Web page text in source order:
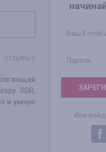
Или
ОТЗЫВЫ 0
SDR,
и умную